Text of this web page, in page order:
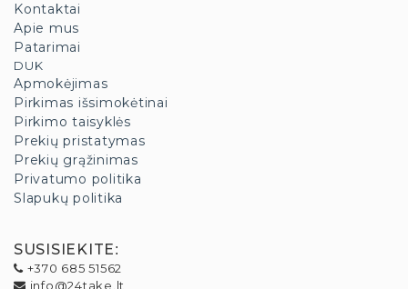
Kontaktai
Apie mus
Patarimai
DUK
Apmokėjimas
Pirkimas išsimokėtinai
Pirkimo taisyklės
Prekių pristatymas
Prekių grąžinimas
Privatumo politika
Slapukų politika
SUSISIEKITE:
+370 685 51562
info@24take.lt